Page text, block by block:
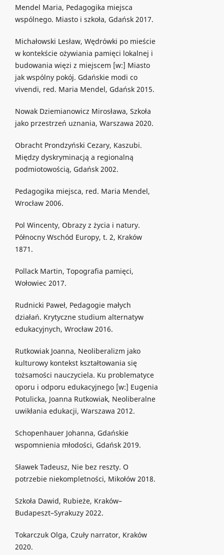
Mendel Maria, Pedagogika miejsca
wspólnego. Miasto i szkoła, Gdańsk 2017.
Michałowski Lesław, Wędrówki po mieście
w kontekście ożywiania pamięci lokalnej i
budowania więzi z miejscem [w:] Miasto
jak wspólny pokój. Gdańskie modi co
vivendi, red. Maria Mendel, Gdańsk 2015.
Nowak Dziemianowicz Mirosława, Szkoła
jako przestrzeń uznania, Warszawa 2020.
Obracht Prondzyński Cezary, Kaszubi.
Między dyskryminacją a regionalną
podmiotowością, Gdańsk 2002.
Pedagogika miejsca, red. Maria Mendel,
Wrocław 2006.
Pol Wincenty, Obrazy z życia i natury.
Północny Wschód Europy, t. 2, Kraków
1871.
Pollack Martin, Topografia pamięci,
Wołowiec 2017.
Rudnicki Paweł, Pedagogie małych
działań. Krytyczne studium alternatyw
edukacyjnych, Wrocław 2016.
Rutkowiak Joanna, Neoliberalizm jako
kulturowy kontekst kształtowania się
tożsamości nauczyciela. Ku problematyce
oporu i odporu edukacyjnego [w:] Eugenia
Potulicka, Joanna Rutkowiak, Neoliberalne
uwikłania edukacji, Warszawa 2012.
Schopenhauer Johanna, Gdańskie
wspomnienia młodości, Gdańsk 2019.
Sławek Tadeusz, Nie bez reszty. O
potrzebie niekompletności, Mikołów 2018.
Szkoła Dawid, Rubieże, Kraków–
Budapeszt–Syrakuzy 2022.
Tokarczuk Olga, Czuły narrator, Kraków
2020.